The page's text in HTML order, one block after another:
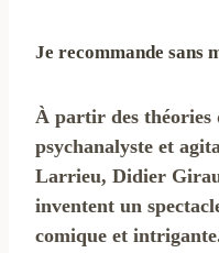
Je recommande sans
À partir des théories
psychanalyste et
Larrieu, Didier
inventent un
comique et